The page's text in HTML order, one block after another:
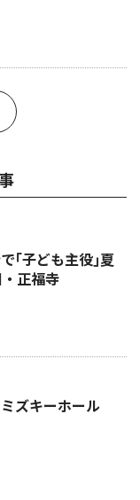
｢子ども主役｣夏
正福寺
ズキーホール